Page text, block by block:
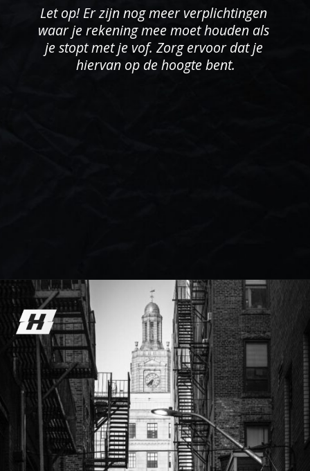
Let op! Er zijn nog meer verplichtingen
waar je rekening mee moet houden als
je stopt met je vof. Zorg ervoor dat je
hiervan op de hoogte bent.